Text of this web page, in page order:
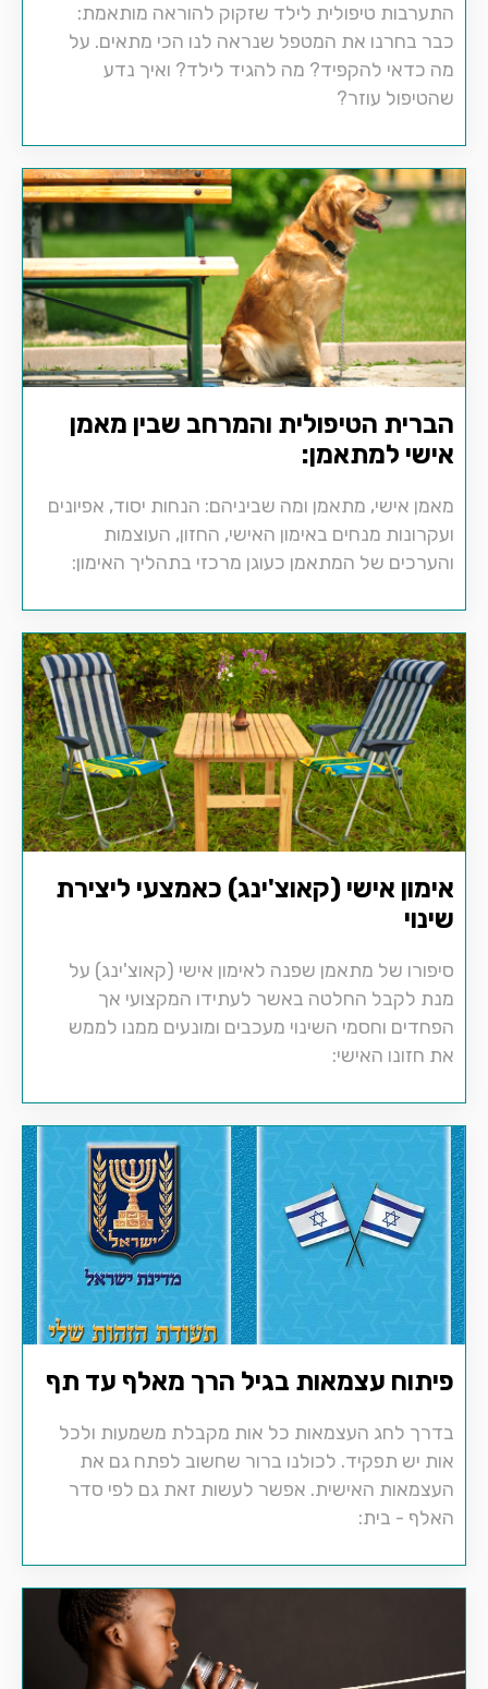
התערבות טיפולית לילד שזקוק להוראה מותאמת:
כבר בחרנו את המטפל שנראה לנו הכי מתאים. על
מה כדאי להקפיד? מה להגיד לילד? ואיך נדע
שהטיפול עוזר?
הברית הטיפולית והמרחב שבין מאמן
אישי למתאמן:
מאמן אישי, מתאמן ומה שביניהם: הנחות יסוד, אפיונים
ועקרונות מנחים באימון האישי, החזון, העוצמות
והערכים של המתאמן כעוגן מרכזי בתהליך האימון:
אימון אישי (קאוצ'ינג) כאמצעי ליצירת
שינוי
סיפורו של מתאמן שפנה לאימון אישי (קאוצ'ינג) על
מנת לקבל החלטה באשר לעתידו המקצועי אך
הפחדים וחסמי השינוי מעכבים ומונעים ממנו לממש
את חזונו האישי:
פיתוח עצמאות בגיל הרך מאלף עד תף
בדרך לחג העצמאות כל אות מקבלת משמעות ולכל
אות יש תפקיד. לכולנו ברור שחשוב לפתח גם את
העצמאות האישית. אפשר לעשות זאת גם לפי סדר
האלף - בית: